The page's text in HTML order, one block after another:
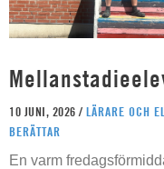
10 JUNI, 2026 / LÄRARE OCH
BERÄTTAR
En varm